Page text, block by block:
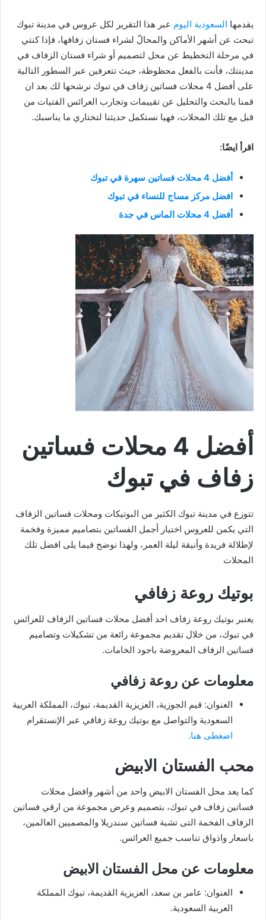
يقدمها السعودية اليوم عبر هذا التقرير لكل عروس في مدينة تبوك
تبحث عن أشهر الأماكن والمحالّ لشراء فستان زفافها، فإذا كنتي
في مرحلة التخطيط عن محل لتصميم أو شراء فستان الزفاف في
مدينتك، فأنت بالفعل محظوظة، حيث تتعرفين عبر السطور التالية
على أفضل 4 محلات فساتين زفاف في تبوك نرشحها لك بعد ان
قمنا بالبحث والتحليل عن تقييمات وتجارب العرائس الفتيات من
قبل مع تلك المحلات، فهيا نستكمل حديثنا لتختاري ما يناسبك.
اقرأ ايضًا:
أفضل 4 محلات فساتين سهرة في تبوك
افضل مركز مساج للنساء في تبوك
أفضل 4 محلات الماس في جدة
أفضل 4 محلات فساتين
زفاف في تبوك
تتوزع في مدينة تبوك الكثير من البوتيكات ومحلات فساتين الزفاف
التي يكمن للعروس اختيار أجمل الفساتين بتصاميم مميزة وفخمة
لإطلالة فريدة وأنيقة ليلة العمر، ولهذا نوضح فيما يلى افضل تلك
المحلات
بوتيك روعة زفافي
يعتبر بوتيك روعة زفاف احد أفضل محلات فساتين الزفاف للعرائس
في تبوك، من خلال تقديم مجموعة رائعة من تشكيلات وتصاميم
فساتين الزفاف المعروضة باجود الخامات.
معلومات عن روعة زفافي
العنوان: قيم الجوزية، العزيزية القديمة، تبوك، المملكة العربية
السعودية والتواصل مع بوتيك روعة زفافي عبر الإنستقرام
اضغطى هنا.
محب الفستان الابيض
كما يعد محل الفستان الابيض واحد من أشهر وافضل محلات
فساتين زفاف في تبوك، بتصميم وعرض مجموعة من ارقي فساتين
الزفاف الفخمة التى تشبة فساتين سندريلا والمصميين العالمين،
باسعار واذواق تناسب جميع العرائس.
معلومات عن محل الفستان الابيض
العنوان: عامر بن سعد، العزيزية القديمة، تبوك المملكة
العربية السعودية.